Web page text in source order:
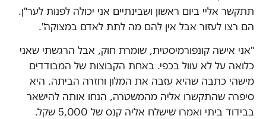
תתקשר אליי ביום ראשון ושבינתיים אני יכולה לפנות לער"ן.
הם רצו לעזור אבל אין להם מה לתת לאדם במצוקה".
"אני אישה קונפורמיסטית, שומרת חוק, אבל הרגשתי שאני
כלואה על לא עוול בכפי. באחת הקבוצות של המבודדים
מישהי כתבה שהיא עזבה את המלון וחזרה הביתה. היא
סיפרה שהתקשרו אליה מהמשטרה, הנחו אותה להישאר
בבידוד ביתי ואמרו שישלח אליה קנס של 5,000 שקל.